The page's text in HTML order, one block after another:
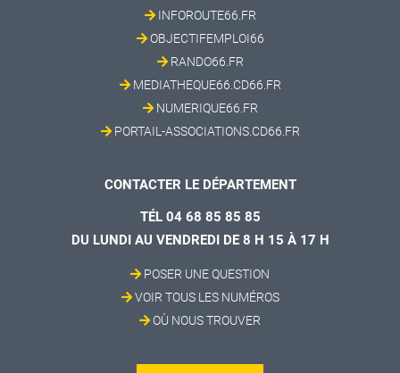
INFOROUTE66.FR
OBJECTIFEMPLOI66
RANDO66.FR
MEDIATHEQUE66.CD66.FR
NUMERIQUE66.FR
PORTAIL-ASSOCIATIONS.CD66.FR
CONTACTER LE DÉPARTEMENT
TÉL 04 68 85 85 85
DU LUNDI AU VENDREDI DE 8 H 15 À 17 H
POSER UNE QUESTION
VOIR TOUS LES NUMÉROS
OÙ NOUS TROUVER